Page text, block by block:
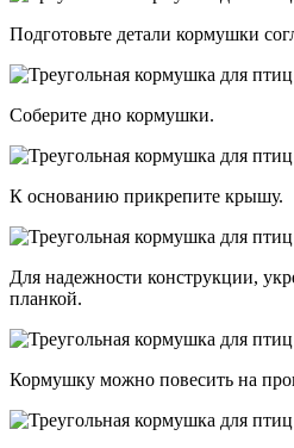
Подготовьте детали кормушки
Соберите дно кормушки.
К основанию прикрепите крышу.
Для надежности конструкции,
планкой.
Кормушку можно повесить на